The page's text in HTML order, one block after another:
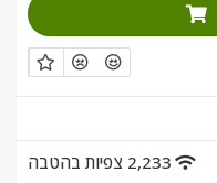
2,233 צפיות בהטבה